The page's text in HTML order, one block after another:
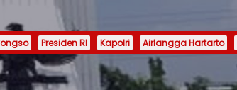
Presiden RI Kapolri Airlangga Hartarto